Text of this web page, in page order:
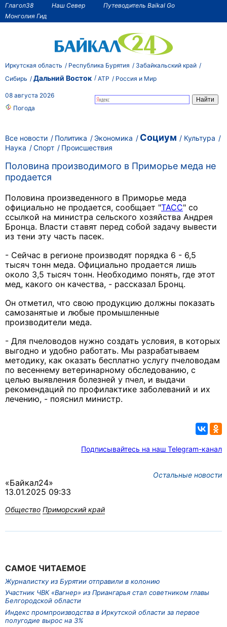
Глагол38 Наш Север
Путеводитель Baikal Go
Монголия Гид
Иркутская область Республика Бурятия
Забайкальский край
Сибирь
Дальний Восток АТР Россия и Мир
08 августа 2026
Погода
Все новости Политика Экономика Социум
Культура
Наука
Спорт Происшествия
Половина производимого в Приморье меда не
продается
Половина произведенного в Приморье меда
официально не продается, сообщает "ТАСС" со
ссылкой на министра сельского хозяйства Андрея
Бронца. Власти ставят перед собой задачу вывести
из тени эту часть пасек.
- Сейчас в регионе производят порядка 6 - 6,5
тысяч тонн меда. Официально продается лишь
около 3,5 тысяч тонн. Необходимо понять, где этот
мед, какого он качества, - рассказал Бронц.
Он отметил, что свою продукцию должны показать
самозанятые и любые промышленные
производители меда.
- Для пчеловодов нужно создать условия, в которых
выгодно и удобно работать. Мы разрабатываем
методику, как оказать бесплатно услугу пчеловодам
по весеннему ветеринарному обследованию, с
целью выявления болезней у пчел, и выдачи
рекомендаций по профилактике заболеваний и их
лечению, - пояснил министр.
Подписывайтесь на наш Telegram-канал
Остальные новости
«Байкал24»
13.01.2025 09:33
Общество Приморский край
САМОЕ ЧИТАЕМОЕ
Журналистку из Бурятии отправили в колонию
Участник ЧВК «Вагнер» из Приангарья стал советником главы
Белгородской области
Индекс промпроизводства в Иркутской области за первое
полугодие вырос на 3%